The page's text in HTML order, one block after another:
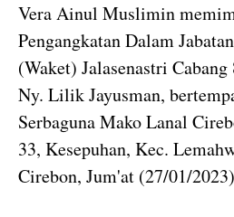
Vera Ainul Muslimin
Pengangkatan Dalam
(Waket) Jalasenastri
Ny. Lilik Jayusman,
Serbaguna Mako Lanal
33, Kesepuhan, Kec.
Cirebon, Jum'at (27/01/2023)